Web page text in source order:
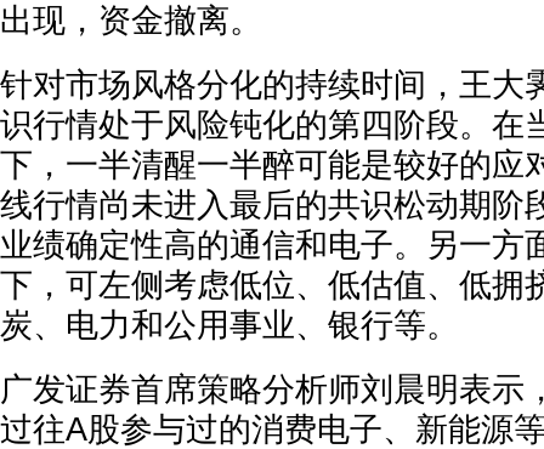
出现，资金撤离。
针对市场风格分化的持续时间，王大
识行情处于风险钝化的第四阶段。在
下，一半清醒一半醉可能是较好的应
线行情尚未进入最后的共识松动期阶
业绩确定性高的通信和电子。另一方
下，可左侧考虑低位、低估值、低拥
炭、电力和公用事业、银行等。
广发证券首席策略分析师刘晨明表示
过往A股参与过的消费电子、新能源